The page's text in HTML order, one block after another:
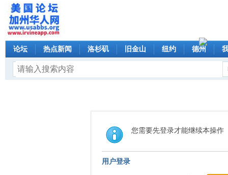
论坛 热点新闻 洛杉矶 旧金山 纽约 德州
您需要先登录才能继续本操作
用户登录